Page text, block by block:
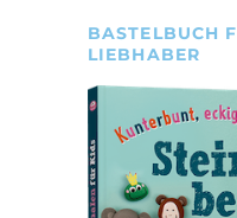
BASTELBUCH
LIEBHABER